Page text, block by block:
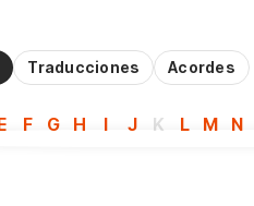
Traducciones Acordes
F G H I J K L M N